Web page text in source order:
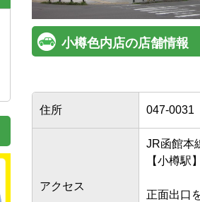
小樽色内店の店舗情報
住所 047-0031
アクセス
JR函館本
【小樽駅
正面出口